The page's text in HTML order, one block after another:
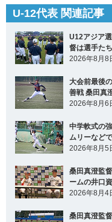
U-12代表 関連記事
U12アジア
督は選手た
2026年8月8
大会前最後
善戦 桑田真
2026年8月6
中学軟式の
ムリーなど
2026年8月5
桑田真澄監
ームの井口
2026年8月4
桑田真澄監